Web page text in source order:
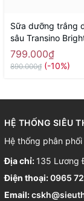
Sữa dưỡng trắng
sâu Transino
Clear Milk 100ml -
Nhật nội địa
799.000₫
890.000₫ (-10%)
HỆ THỐNG SIÊU
Hệ thống phân
Địa chỉ: 135 Lương
Điện thoại:0965
Email: